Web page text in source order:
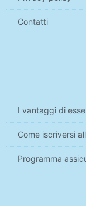
Contatti
I vantaggi di
Come iscriversi
Programma